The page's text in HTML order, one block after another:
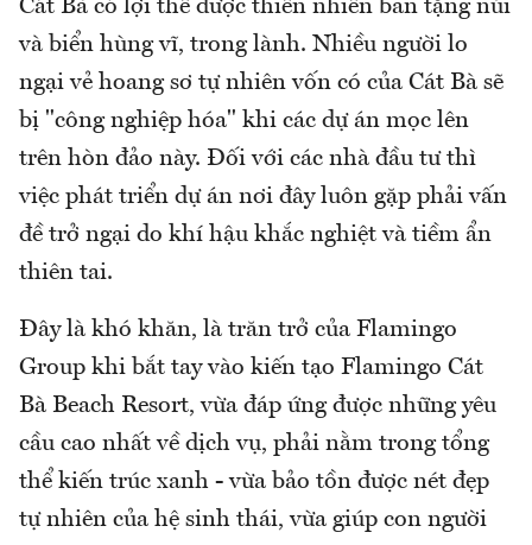
Cát Bà có lợi thế được thiên nhiên ban tặng núi
và biển hùng vĩ, trong lành. Nhiều người lo
ngại vẻ hoang sơ tự nhiên vốn có của Cát Bà sẽ
bị "công nghiệp hóa" khi các dự án mọc lên
trên hòn đảo này. Đối với các nhà đầu tư thì
việc phát triển dự án nơi đây luôn gặp phải vấn
đề trở ngại do khí hậu khắc nghiệt và tiềm ẩn
thiên tai.
Đây là khó khăn, là trăn trở của Flamingo
Group khi bắt tay vào kiến tạo Flamingo Cát
Bà Beach Resort, vừa đáp ứng được những yêu
cầu cao nhất về dịch vụ, phải nằm trong tổng
thể kiến trúc xanh - vừa bảo tồn được nét đẹp
tự nhiên của hệ sinh thái, vừa giúp con người